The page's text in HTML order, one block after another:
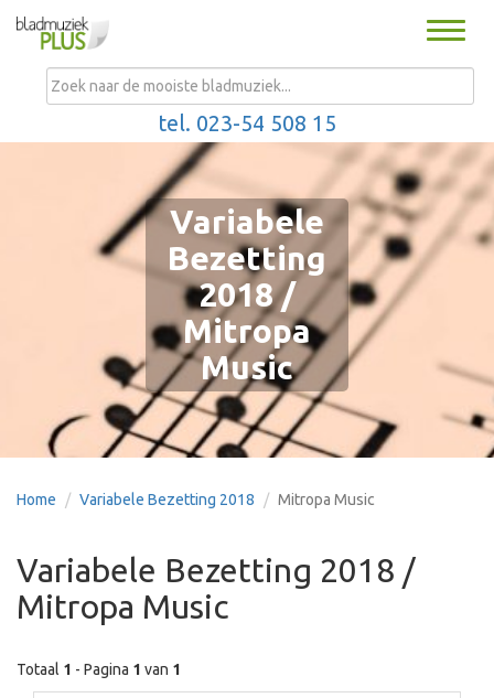
Toggle
tel. 023-54 508 15
MENU
Variabele
Bezetting
2018 /
Mitropa
Music
Home Variabele Bezetting 2018 Mitropa Music
Variabele Bezetting 2018 /
Mitropa Music
Totaal 1 - Pagina 1 van 1